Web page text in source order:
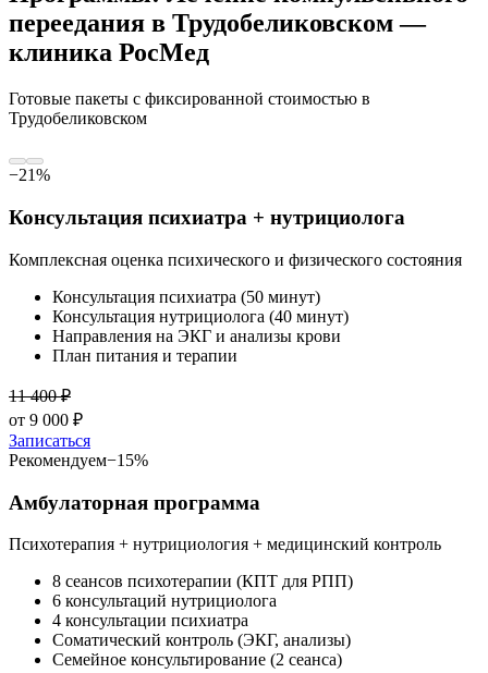
переедания в Трудобеликовском —
клиника РосМед
Готовые пакеты с фиксированной стоимостью в
Трудобеликовском
−21%
Консультация психиатра + нутрициолога
Комплексная оценка психического и физического состояния
Консультация психиатра (50 минут)
Консультация нутрициолога (40 минут)
Направления на ЭКГ и анализы крови
План питания и терапии
11 400₽
от 9 000 ₽
Записаться
Рекомендуем−15%
Амбулаторная программа
Психотерапия + нутрициология + медицинский контроль
8 сеансов психотерапии (КПТ для РПП)
6 консультаций нутрициолога
4 консультации психиатра
Соматический контроль (ЭКГ, анализы)
Семейное консультирование (2 сеанса)